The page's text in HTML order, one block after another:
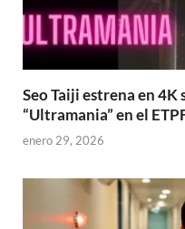
Seo Taiji estrena en
“Ultramania” en el
enero 29, 2026